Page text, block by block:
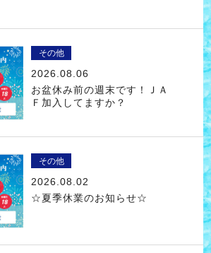
その他
2026.08.06
お盆休み前の週末です！ＪＡ
Ｆ加入してますか？
その他
2026.08.02
☆夏季休業のお知らせ☆